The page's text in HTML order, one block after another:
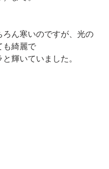
ろん寒いのですが、光の
も綺麗で
輝いていました。